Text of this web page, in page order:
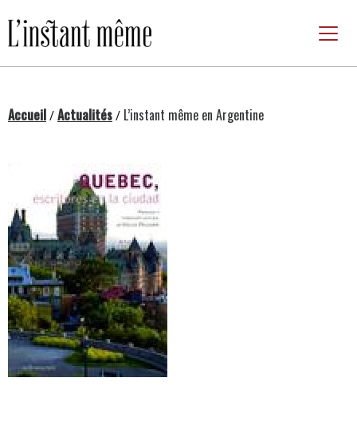
au
contenu
Accueil/Actualités/ L’instant même en Argentine